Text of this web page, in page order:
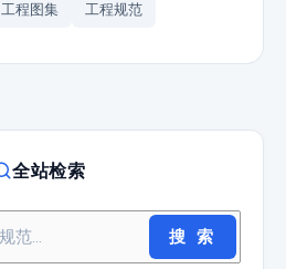
工程图集 工程规范
全站检索
搜 索